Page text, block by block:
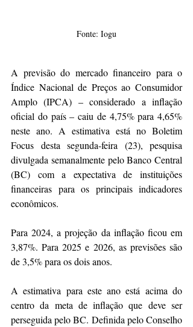
Fonte: Iogu
A previsão do mercado financeiro para o
Índice Nacional de Preços ao Consumidor
Amplo (IPCA) – considerado a inflação
oficial do país – caiu de 4,75% para 4,65%
neste ano. A estimativa está no Boletim
Focus desta segunda-feira (23), pesquisa
divulgada semanalmente pelo Banco Central
(BC) com a expectativa de instituições
financeiras para os principais indicadores
econômicos.
Para 2024, a projeção da inflação ficou em
3,87%. Para 2025 e 2026, as previsões são
de 3,5% para os dois anos.
A estimativa para este ano está acima do
centro da meta de inflação que deve ser
perseguida pelo BC. Definida pelo Conselho